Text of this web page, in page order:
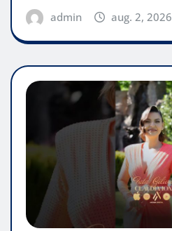
admin aug. 2, 2026